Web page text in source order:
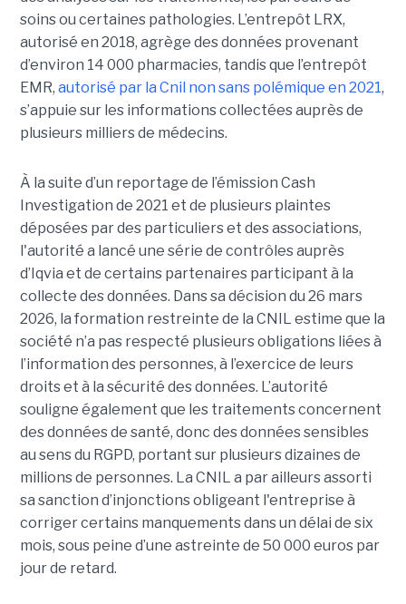
soins ou certaines pathologies. L’entrepôt LRX,
autorisé en 2018, agrège des données provenant
d’environ 14 000 pharmacies, tandis que l’entrepôt
EMR, autorisé par la Cnil non sans polémique en 2021,
s’appuie sur les informations collectées auprès de
plusieurs milliers de médecins.
À la suite d’un reportage de l’émission Cash
Investigation de 2021 et de plusieurs plaintes
déposées par des particuliers et des associations,
l'autorité a lancé une série de contrôles auprès
d’Iqvia et de certains partenaires participant à la
collecte des données. Dans sa décision du 26 mars
2026, la formation restreinte de la CNIL estime que la
société n’a pas respecté plusieurs obligations liées à
l’information des personnes, à l’exercice de leurs
droits et à la sécurité des données. L’autorité
souligne également que les traitements concernent
des données de santé, donc des données sensibles
au sens du RGPD, portant sur plusieurs dizaines de
millions de personnes. La CNIL a par ailleurs assorti
sa sanction d’injonctions obligeant l'entreprise à
corriger certains manquements dans un délai de six
mois, sous peine d’une astreinte de 50 000 euros par
jour de retard.